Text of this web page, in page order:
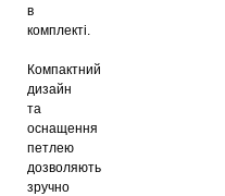
в
комплекті.
Компактний
дизайн
та
оснащення
петлею
дозволяють
зручно